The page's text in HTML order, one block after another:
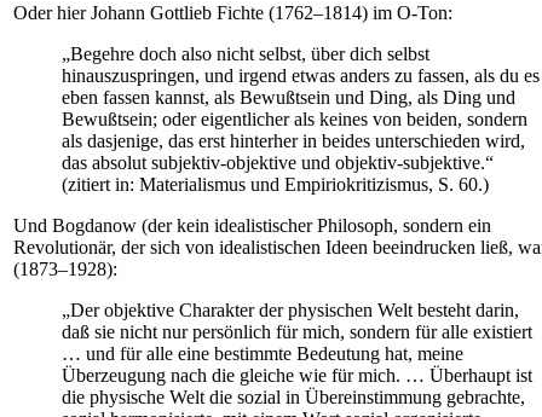
Oder hier Johann Gottlieb Fichte (1762–1814) im O-Ton:
„Begehre doch also nicht selbst, über dich selbst
hinauszuspringen, und irgend etwas anders zu fassen, als du es
eben fassen kannst, als Bewußtsein und Ding, als Ding und
Bewußtsein; oder eigentlicher als keines von beiden, sondern
als dasjenige, das erst hinterher in beides unterschieden wird,
das absolut subjektiv-objektive und objektiv-subjektive.“
(zitiert in: Materialismus und Empiriokritizismus, S. 60.)
Und Bogdanow (der kein idealistischer Philosoph, sondern ein
Revolutionär, der sich von idealistischen Ideen beeindrucken ließ,
(1873–1928):
„Der objektive Charakter der physischen Welt besteht darin,
daß sie nicht nur persönlich für mich, sondern für alle existiert
… und für alle eine bestimmte Bedeutung hat, meine
Überzeugung nach die gleiche wie für mich. … Überhaupt ist
die physische Welt die sozial in Übereinstimmung gebrachte,